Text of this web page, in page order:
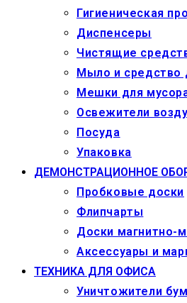
Гигиеническая
Диспенсеры
Чистящие
Мыло и средство
Мешки для
Освежители
Посуда
Упаковка
ДЕМОНСТРАЦИОННОЕ
Пробковые доски
Флипчарты
Доски магнитно-
Аксессуары и
ТЕХНИКА ДЛЯ ОФИСА
Уничтожители